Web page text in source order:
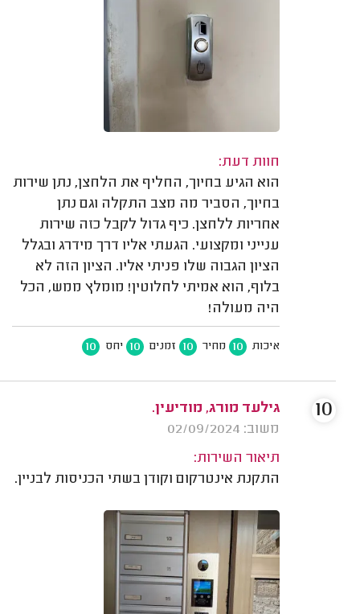
חוות דעת:
הוא הגיע בחיוך, החליף את הלחצן, נתן שירות
בחיוך, הסביר מה מצב התקלה וגם נתן
אחריות ללחצן. כיף גדול לקבל כזה שירות
ענייני ומקצועי. הגעתי אליו דרך מידרג ובגלל
הציון הגבוה שלו פניתי אליו. הציון הזה לא
בלוף, הוא אמיתי לחלוטין! מומלץ ממש, הכל
היה מעולה!
איכות 10 מחיר 10 זמנים 10 יחס 10
גילעד מורג, מודיעין.
משוב: 02/09/2024
תיאור השירות:
התקנת אינטרקום וקודן בשתי הכניסות לבניין.
10